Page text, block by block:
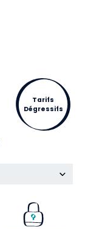
Tarifs
Dégressifs